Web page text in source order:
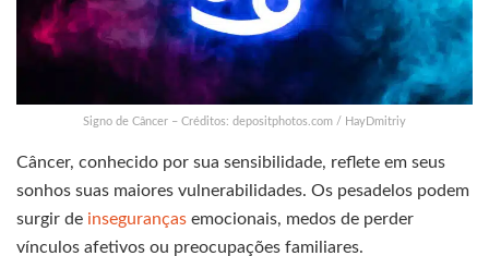
Signo de Câncer – Créditos: depositphotos.com / HayDmitriy
Câncer, conhecido por sua sensibilidade, reflete em seus
sonhos suas maiores vulnerabilidades. Os pesadelos podem
surgir de inseguranças emocionais, medos de perder
vínculos afetivos ou preocupações familiares.